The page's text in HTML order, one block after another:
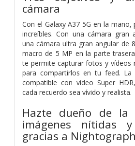
cámara
Con el Galaxy A37 5G en la
increíbles. Con una cámara gran
una cámara ultra gran angular de
macro de 5 MP en la parte
te permite capturar fotos y vídeos
para compartirlos en tu feed. La
compatible con vídeo Super
cada recuerdo sea vívido y realista.
Hazte dueño de la
imágenes nítidas
gracias a